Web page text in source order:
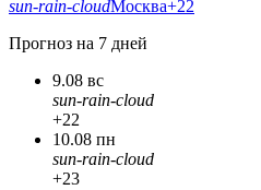
sun-rain-cloudМосква+22
Прогноз на 7 дней
9.08 вс
sun-rain-cloud
+22
10.08 пн
sun-rain-cloud
+23